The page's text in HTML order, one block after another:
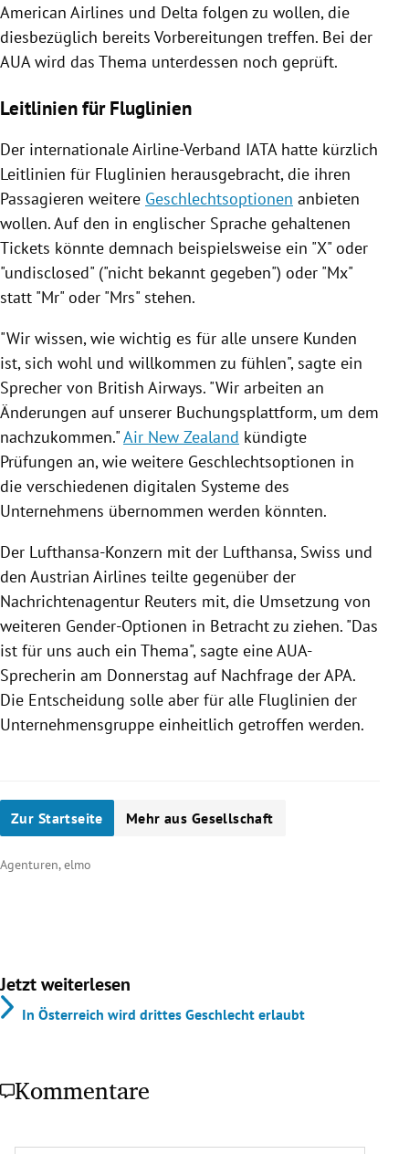
American Airlines und Delta folgen zu wollen, die
diesbezüglich bereits Vorbereitungen treffen. Bei der
AUAwird das Thema unterdessen noch geprüft.
Leitlinien für Fluglinien
Der internationale Airline-Verband IATAhatte kürzlich
Leitlinien für Fluglinien herausgebracht, die ihren
Passagieren weitere Geschlechtsoptionen anbieten
wollen. Auf den in englischer Sprache gehaltenen
Tickets könnte demnach beispielsweise ein "X" oder
"undisclosed" ("nicht bekannt gegeben") oder "Mx"
statt "Mr" oder "Mrs" stehen.
"Wir wissen, wie wichtig es für alle unsere Kunden
ist, sich wohl und willkommen zu fühlen", sagte ein
Sprecher von British Airways. "Wir arbeiten an
Änderungen auf unserer Buchungsplattform, um dem
nachzukommen."Air New Zealand kündigte
Prüfungen an, wie weitere Geschlechtsoptionen in
die verschiedenen digitalen Systeme des
Unternehmens übernommen werden könnten.
Der Lufthansa-Konzern mit der Lufthansa, Swiss und
den Austrian Airlines teilte gegenüber der
Nachrichtenagentur Reuters mit, die Umsetzung von
weiteren Gender-Optionen in Betracht zu ziehen. "Das
ist für uns auch ein Thema", sagte eine AUA-
Sprecherin am Donnerstag auf Nachfrage derAPA.
Die Entscheidung solle aber für alle Fluglinien der
Unternehmensgruppe einheitlich getroffen werden.
Zur Startseite Mehr aus Gesellschaft
Agenturen, elmo
Jetzt weiterlesen
In Österreich wird drittes Geschlecht erlaubt
Kommentare